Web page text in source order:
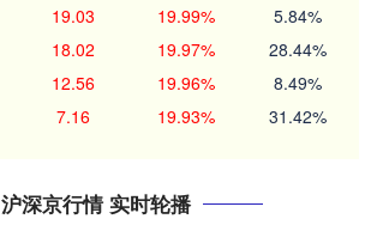
19.03 19.99% 5.84%
18.02 19.97% 28.44%
12.56 19.96% 8.49%
7.16 19.93% 31.42%
沪深京行情 实时轮播